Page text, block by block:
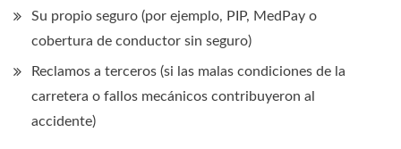
Su propio seguro (por ejemplo, PIP, MedPay o
cobertura de conductor sin seguro)
Reclamos a terceros (si las malas condiciones de la
carretera o fallos mecánicos contribuyeron al
accidente)